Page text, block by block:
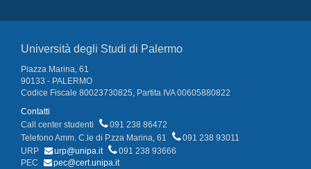
Università degli Studi di Palermo
Piazza Marina, 61
90133 - PALERMO
Codice Fiscale 80023730825, Partita IVA 00605880822
Contatti
Call center studenti
091 238 86472
Telefono Amm. C.le di P.zza Marina, 61
091 238 93011
URP
urp@unipa.it
091 238 93666
PEC
pec@cert.unipa.it